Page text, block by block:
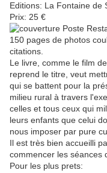
Editions: La Fontaine de
Prix: 25 €
150 pages de photos
citations.
Le livre, comme le film
reprend le titre, veut
qui se battent pour la
milieu rural à travers
celles et tous ceux qui
leurs enfants que celui
nous imposer par pure
Il est très bien accueilli
commencer les séances
Pour les plus prets: